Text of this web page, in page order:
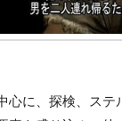
心に、探検、ス